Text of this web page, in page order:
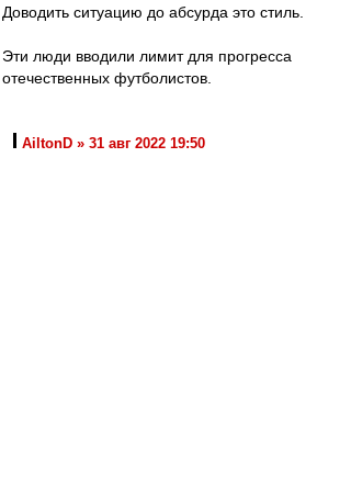
Доводить ситуацию до абсурда это стиль.
Эти люди вводили лимит для прогресса
отечественных футболистов.
AiltonD » 31 авг 2022 19:50